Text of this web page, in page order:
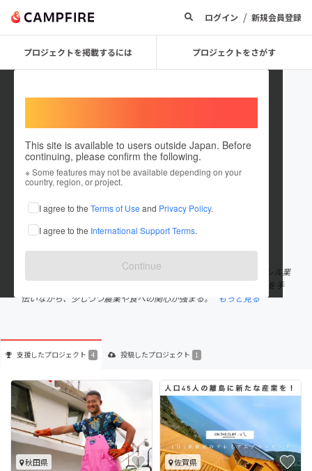
ログイン / 新規会員登録
プロジェクトを掲載するには プロジェクトをさがす
This site is available to users outside Japan. Before
continuing, please confirm the following.
※ Some features may not be available depending on your
country, region, or project.
I agree to the Terms of Use and Privacy Policy.
I agree to the International Support Terms.
Continue
Aya Gomi
これまでに4回支援して1件のプロジェクトを投稿しています
在住国：日本 現在地：長野県
出身国：日本 出身地：埼玉県
さいたま市出身。 デザイン系の専門学校を卒業後、都内にてアパレル業
を経験。 結婚を機に夫の住む長野県へ。 兼業農家だった夫の両親を手
伝いながら、少しづつ農業や食への関心が強まる。
もっと見る
支援したプロジェクト 4 投稿したプロジェクト 1
秋田県 佐賀県